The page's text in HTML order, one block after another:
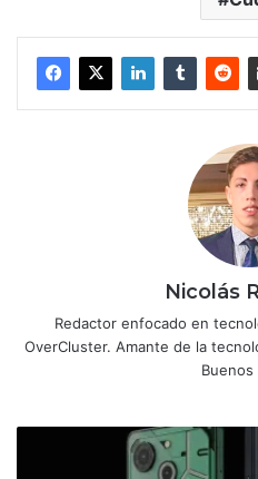
Nicolás
Redactor enfocado en
OverCluster. Amante de la
Buenos